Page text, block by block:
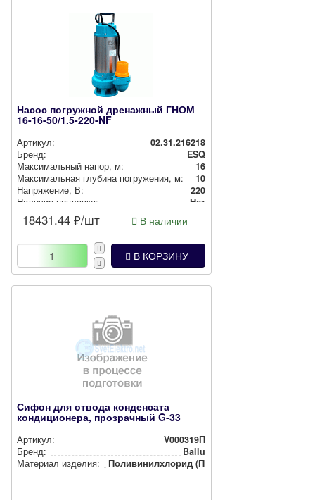
Насос погружной дренажный ГНОМ
16-16-50/1.5-220-NF
Артикул:
02.31.216218
Бренд:
ESQ
Мак­си­маль­ный напор, м:
16
Мак­си­маль­ная глубина пог­ру­же­ния, м:
10
Нап­ря­же­ние, В:
220
Наличие поплавка:
Нет
18431.44 ₽/шт В наличии
В КОРЗИНУ
Сифон для отвода конденсата
кондиционера, прозрачный G-33
Артикул:
V000319П
Бренд:
Ballu
Материал изделия:
Поли­ви­нил­хло­рид (ПВХ)